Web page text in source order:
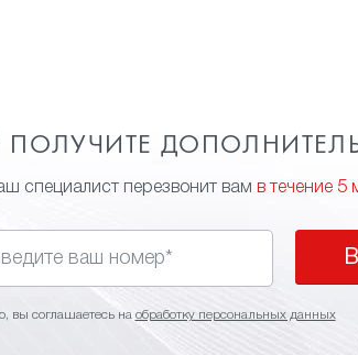
ПОЛУЧИТЕ
специалист перезвонит вам в течение 5
вы соглашаетесь на обработку персональных данных